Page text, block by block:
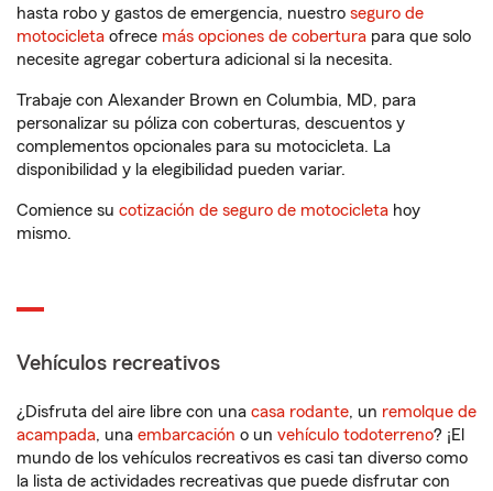
hasta robo y gastos de emergencia, nuestro seguro de
motocicleta ofrece más opciones de cobertura para que solo
necesite agregar cobertura adicional si la necesita.
Trabaje con Alexander Brown en Columbia, MD, para
personalizar su póliza con coberturas, descuentos y
complementos opcionales para su motocicleta. La
disponibilidad y la elegibilidad pueden variar.
Comience su cotización de seguro de motocicleta hoy
mismo.
Vehículos recreativos
¿Disfruta del aire libre con una casa rodante, un remolque de
acampada, una embarcación o un vehículo todoterreno? ¡El
mundo de los vehículos recreativos es casi tan diverso como
la lista de actividades recreativas que puede disfrutar con